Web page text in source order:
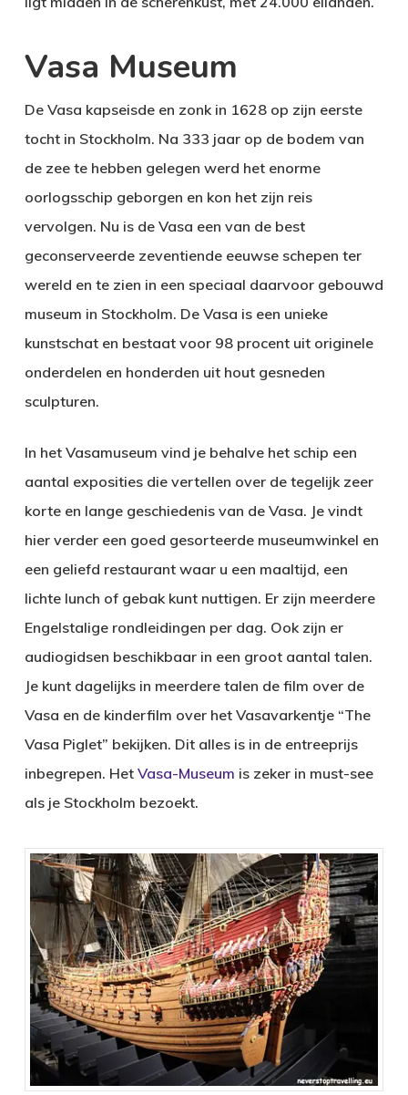
Vasa Museum
De Vasa kapseisde en zonk in 1628 op zijn eerste
tocht in Stockholm. Na 333 jaar op de bodem van
de zee te hebben gelegen werd het enorme
oorlogsschip geborgen en kon het zijn reis
vervolgen. Nu is de Vasa een van de best
geconserveerde zeventiende eeuwse schepen ter
wereld en te zien in een speciaal daarvoor gebouwd
museum in Stockholm. De Vasa is een unieke
kunstschat en bestaat voor 98 procent uit originele
onderdelen en honderden uit hout gesneden
sculpturen.
In het Vasamuseum vind je behalve het schip een
aantal exposities die vertellen over de tegelijk zeer
korte en lange geschiedenis van de Vasa. Je vindt
hier verder een goed gesorteerde museumwinkel en
een geliefd restaurant waar u een maaltijd, een
lichte lunch of gebak kunt nuttigen. Er zijn meerdere
Engelstalige rondleidingen per dag. Ook zijn er
audiogidsen beschikbaar in een groot aantal talen.
Je kunt dagelijks in meerdere talen de film over de
Vasa en de kinderfilm over het Vasavarkentje “The
Vasa Piglet” bekijken. Dit alles is in de entreeprijs
inbegrepen. Het Vasa-Museum is zeker in must-see
als je Stockholm bezoekt.